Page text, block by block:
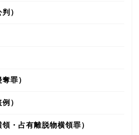
）
罪）
）
・占有離脱物横領罪）